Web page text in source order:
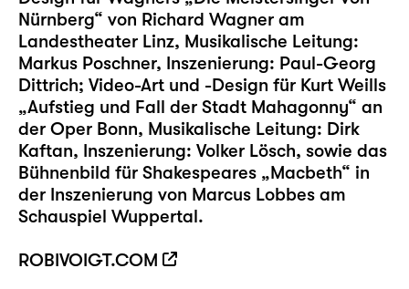
Nürnberg“ von Richard Wagner am
Landestheater Linz, Musikalische Leitung:
Markus Poschner, Inszenierung: Paul-Georg
Dittrich; Video-Art und -Design für Kurt Weills
„Aufstieg und Fall der Stadt Mahagonny“ an
der Oper Bonn, Musikalische Leitung: Dirk
Kaftan, Inszenierung: Volker Lösch, sowie das
Bühnenbild für Shakespeares „Macbeth“ in
der Inszenierung von Marcus Lobbes am
Schauspiel Wuppertal.
ROBIVOIGT.COM